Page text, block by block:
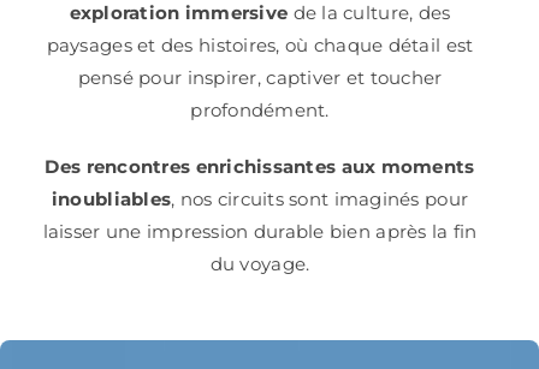
exploration immersive de la culture, des
paysages et des histoires, où chaque détail est
pensé pour inspirer, captiver et toucher
profondément.
Des rencontres enrichissantes aux moments
inoubliables, nos circuits sont imaginés pour
laisser une impression durable bien après la fin
du voyage.